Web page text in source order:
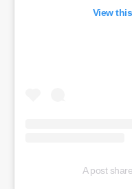
View
A post